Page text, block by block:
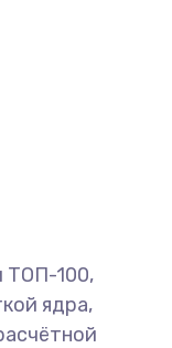
ТОП-100,
ядра,